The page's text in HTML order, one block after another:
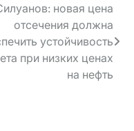
новая цена
отсечения должна
устойчивость
при низких ценах
на нефть